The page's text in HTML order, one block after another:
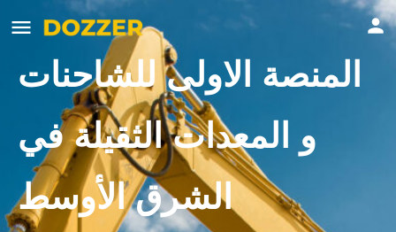
المنصة الاولى للشاحنات
و المعدات الثقيلة في
الشرق الأوسط